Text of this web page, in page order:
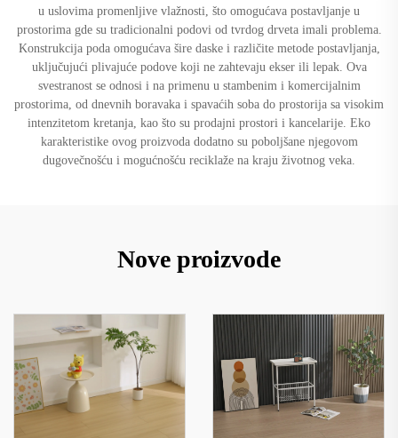
u uslovima promenljive vlažnosti, što omogućava postavljanje u
prostorima gde su tradicionalni podovi od tvrdog drveta imali problema.
Konstrukcija poda omogućava šire daske i različite metode postavljanja,
uključujući plivajuće podove koji ne zahtevaju ekser ili lepak. Ova
svestranost se odnosi i na primenu u stambenim i komercijalnim
prostorima, od dnevnih boravaka i spavaćih soba do prostorija sa visokim
intenzitetom kretanja, kao što su prodajni prostori i kancelarije. Eko
karakteristike ovog proizvoda dodatno su poboljšane njegovom
dugovečnošću i mogućnošću reciklaže na kraju životnog veka.
Nove proizvode